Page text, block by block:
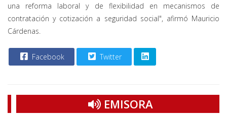
una reforma laboral y de flexibilidad en mecanismos de
contratación y cotización a seguridad social", afirmó Mauricio
Cárdenas.
Facebook Twitter
EMISORA